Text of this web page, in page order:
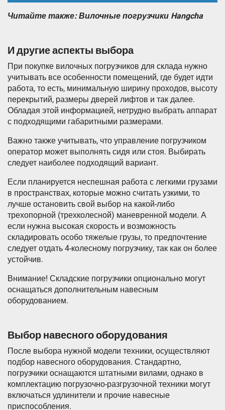
Читайте также: Вилочные погрузчики Hangcha
И другие аспекты выбора
При покупке вилочных погрузчиков для склада нужно
учитывать все особенности помещений, где будет идти
работа, то есть, минимальную ширину проходов, высоту
перекрытий, размеры дверей лифтов и так далее.
Обладая этой информацией, нетрудно выбрать аппарат
с подходящими габаритными размерами.
Важно также учитывать, что управление погрузчиком
оператор может выполнять сидя или стоя. Выбирать
следует наиболее подходящий вариант.
Если планируется неспешная работа с легкими грузами
в пространствах, которые можно считать узкими, то
лучше остановить свой выбор на какой-либо
трехопорной (трехколесной) маневренной модели. А
если нужна высокая скорость и возможность
складировать особо тяжелые грузы, то предпочтение
следует отдать 4-колесному погрузчику, так как он более
устойчив.
Внимание! Складские погрузчики опционально могут
оснащаться дополнительным навесным
оборудованием.
Выбор навесного оборудования
После выбора нужной модели техники, осуществляют
подбор навесного оборудования. Стандартно,
погрузчики оснащаются штатными вилами, однако в
комплектацию погрузочно-разгрузочной техники могут
включаться удлинители и прочие навесные
приспособления.